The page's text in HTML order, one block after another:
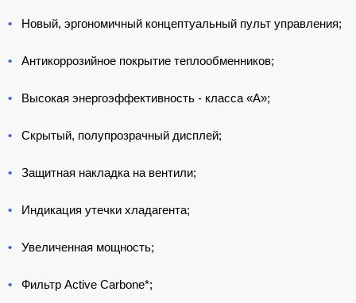
• Новый, эргономичный концептуальный пульт управления;
• Антикоррозийное покрытие теплообменников;
• Высокая энергоэффективность - класса «А»;
• Скрытый, полупрозрачный дисплей;
• Защитная накладка на вентили;
• Индикация утечки хладагента;
• Увеличенная мощность;
• Фильтр Active Carbone*;